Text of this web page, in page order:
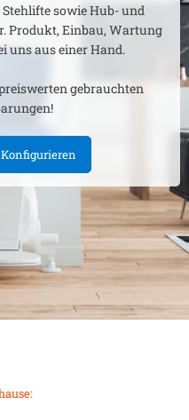
sowie Hub- und
Produkt, Einbau, Wartung
uns aus einer Hand.
gebrauchten